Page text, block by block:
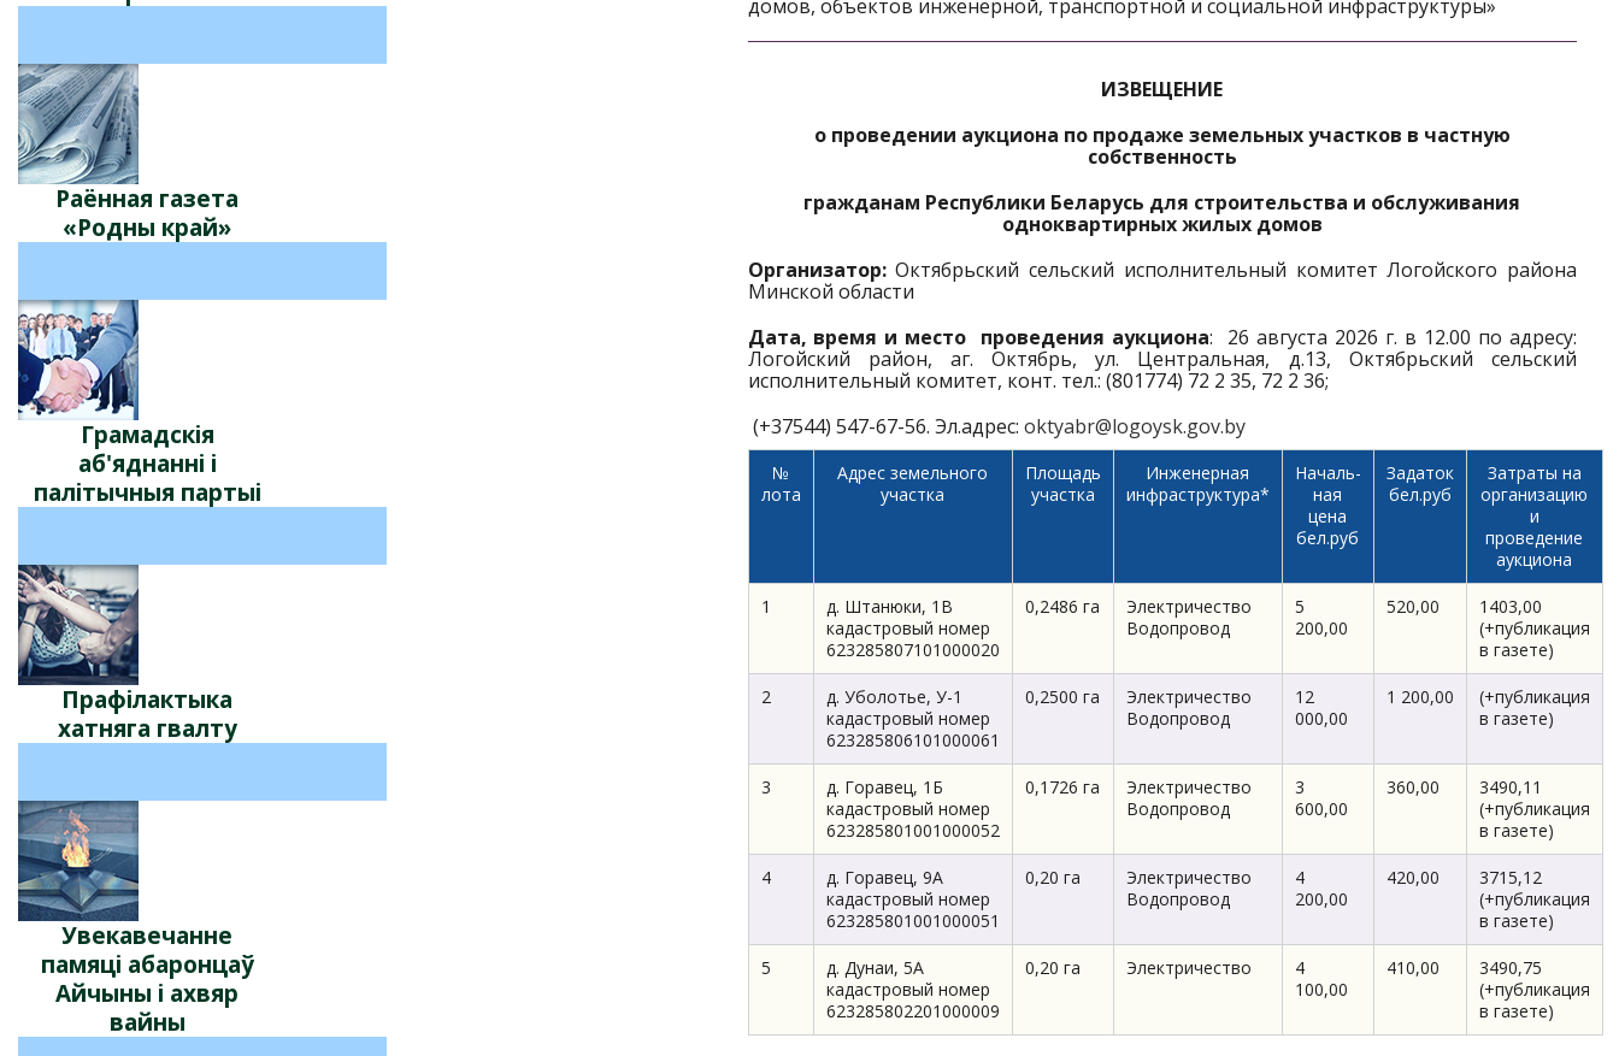
Раённая газета
«Родны край»
Грамадскія
аб'яднанні і
палітычныя партыі
Прафілактыка
хатняга гвалту
Увекавечанне
памяці абаронцаў
Айчыны і ахвяр
вайны
домов, объектов инженерной, транспортной и социальной инфраструктуры»
ИЗВЕЩЕНИЕ
о проведении аукциона по продаже земельных участков в частную
собственность
гражданам Республики Беларусь для строительства и обслуживания
одноквартирных жилых домов
Организатор:Октябрьский сельский исполнительный комитет Логойского района
Минской области
Дата, время и место проведения аукциона: 26 августа 2026 г. в 12.00 по адресу:
Логойский район, аг. Октябрь, ул. Центральная, д.13, Октябрьский сельский
исполнительный комитет, конт. тел.: (801774) 72 2 35, 72 2 36;
(+37544) 547-67-56. Эл.адрес: oktyabr@logoysk.gov.by
№
лота
Адрес земельного
участка
Площадь
участка
Инженерная
инфраструктура*
Началь-
ная
цена
бел.руб
Задаток
бел.руб
Затраты на
организацию
и
проведение
аукциона
1
д. Штанюки, 1В
кадастровый номер
623285807101000020
0,2486 га
Электричество
Водопровод
5
200,00
520,00
1403,00
(+публикация
в газете)
2
д. Уболотье, У-1
кадастровый номер
623285806101000061
0,2500 га
Электричество
Водопровод
12
000,00
1 200,00
(+публикация
в газете)
3
д. Горавец, 1Б
кадастровый номер
623285801001000052
0,1726 га
Электричество
Водопровод
3
600,00
360,00
3490,11
(+публикация
в газете)
4
д. Горавец, 9А
кадастровый номер
623285801001000051
0,20 га
Электричество
Водопровод
4
200,00
420,00
3715,12
(+публикация
в газете)
5
д. Дунаи, 5А
кадастровый номер
623285802201000009
0,20 га Электричество
4
100,00
410,00
3490,75
(+публикация
в газете)